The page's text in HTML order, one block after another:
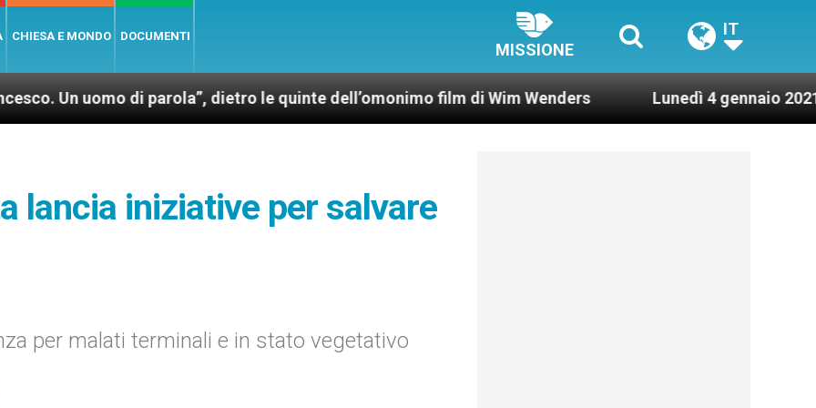
CHIESA E MONDO DOCUMENTI
MISSIONE
IT
uomo di parola”, dietro le quinte dell’omonimo film di Wim Wenders Lunedì 4 gennaio 2021:
lancia iniziative per salvare
per malati terminali e in stato vegetativo